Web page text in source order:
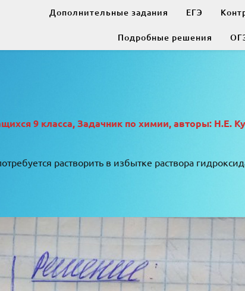
Дополнительные задания ЕГЭ
Подробные решения
9 класса, Задачник по химии, авторы: Н.Е.
растворить в избытке раствора